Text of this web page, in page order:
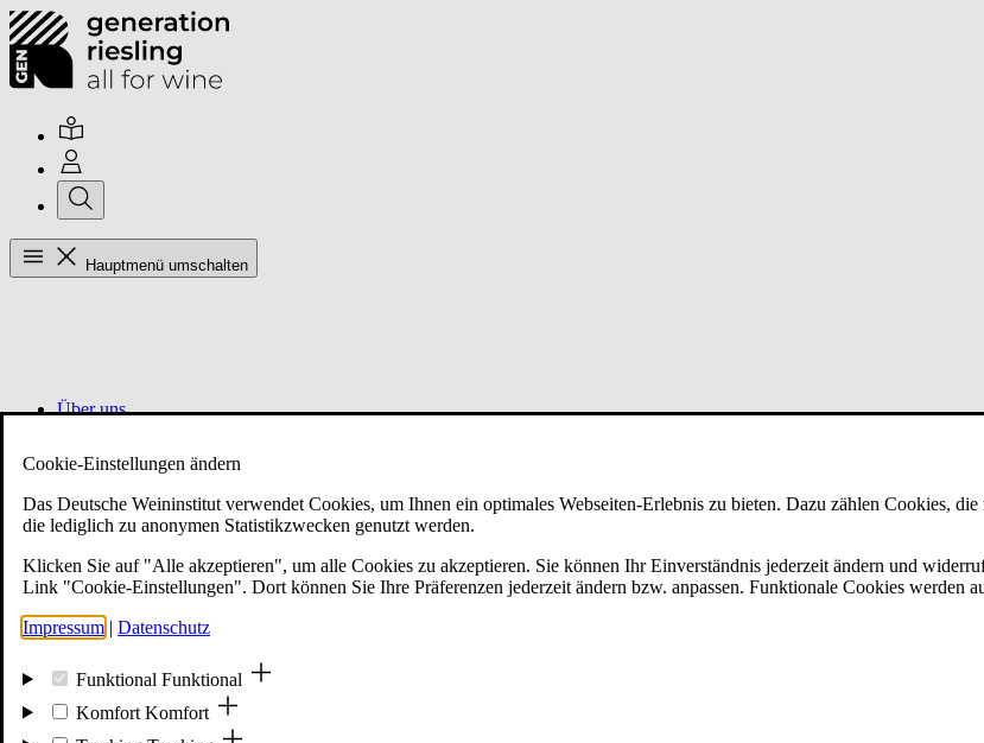
Hauptmenü umschalten
Über uns
Mitglieder
Mitglied werden
Events
Cookie-Einstellungen ändern
Das Deutsche Weininstitut verwendet Cookies, um Ihnen ein optimales Webseiten-Erlebnis zu bieten. Dazu zählen Cookies,
die lediglich zu anonymen Statistikzwecken genutzt werden.
Klicken Sie auf "Alle akzeptieren", um alle Cookies zu akzeptieren. Sie können Ihr Einverständnis jederzeit ändern und
Link "Cookie-Einstellungen". Dort können Sie Ihre Präferenzen jederzeit ändern bzw. anpassen. Funktionale Cookies werden
Impressum | Datenschutz
Funktional Funktional
Komfort Komfort